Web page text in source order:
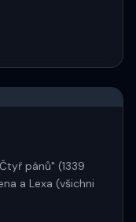
pánů" (1339
a Lexa (všichni